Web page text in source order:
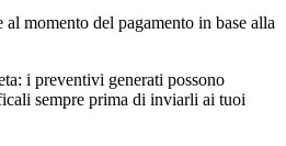
momento del pagamento in base alla
i preventivi generati possono
sempre prima di inviarli ai tuoi